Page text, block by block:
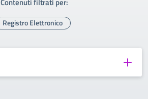
Registro Elettronico